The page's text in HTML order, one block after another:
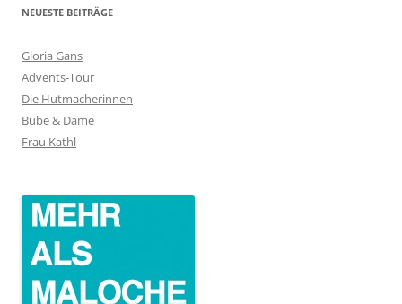
NEUESTE BEITRÄGE
Gloria Gans
Advents-Tour
Die Hutmacherinnen
Bube & Dame
Frau Kathl